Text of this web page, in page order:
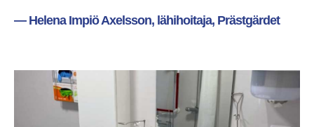
— Helena Impiö Axelsson, lähihoitaja, Prästgärdet